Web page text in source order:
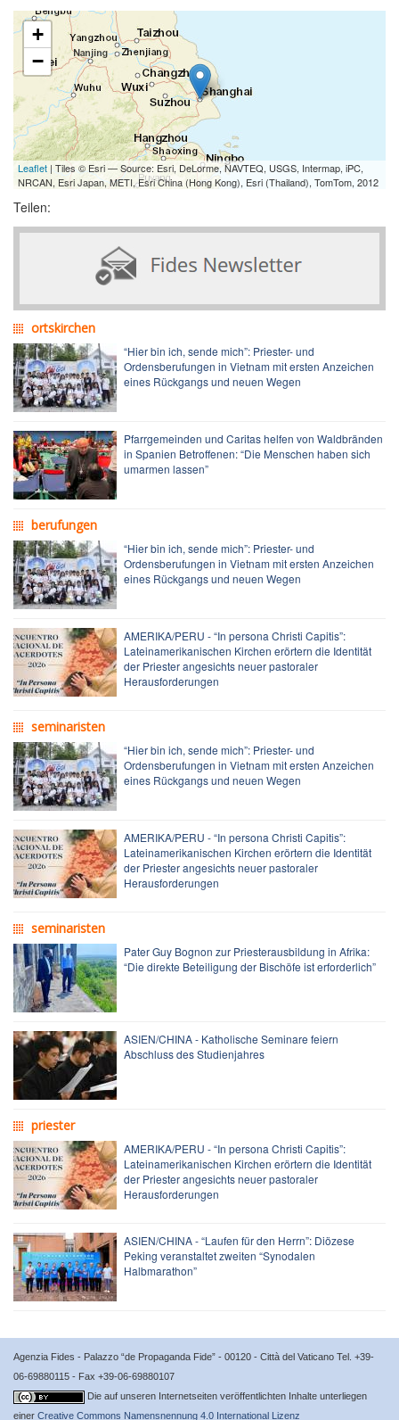
+
−
Leaflet | Tiles © Esri — Source: Esri, DeLorme, NAVTEQ, USGS, Intermap, iPC,
NRCAN, Esri Japan, METI, Esri China (Hong Kong), Esri (Thailand), TomTom, 2012
Teilen:
ortskirchen
“Hier bin ich, sende mich”: Priester- und
Ordensberufungen in Vietnam mit ersten Anzeichen
eines Rückgangs und neuen Wegen
Pfarrgemeinden und Caritas helfen von Waldbränden
in Spanien Betroffenen: “Die Menschen haben sich
umarmen lassen”
berufungen
“Hier bin ich, sende mich”: Priester- und
Ordensberufungen in Vietnam mit ersten Anzeichen
eines Rückgangs und neuen Wegen
AMERIKA/PERU - “In persona Christi Capitis”:
Lateinamerikanischen Kirchen erörtern die Identität
der Priester angesichts neuer pastoraler
Herausforderungen
seminaristen
“Hier bin ich, sende mich”: Priester- und
Ordensberufungen in Vietnam mit ersten Anzeichen
eines Rückgangs und neuen Wegen
AMERIKA/PERU - “In persona Christi Capitis”:
Lateinamerikanischen Kirchen erörtern die Identität
der Priester angesichts neuer pastoraler
Herausforderungen
seminaristen
Pater Guy Bognon zur Priesterausbildung in Afrika:
“Die direkte Beteiligung der Bischöfe ist erforderlich”
ASIEN/CHINA - Katholische Seminare feiern
Abschluss des Studienjahres
priester
AMERIKA/PERU - “In persona Christi Capitis”:
Lateinamerikanischen Kirchen erörtern die Identität
der Priester angesichts neuer pastoraler
Herausforderungen
ASIEN/CHINA - “Laufen für den Herrn”: Diözese
Peking veranstaltet zweiten “Synodalen
Halbmarathon”
Agenzia Fides - Palazzo “de Propaganda Fide” - 00120 - Città del Vaticano Tel. +39-
06-69880115 - Fax +39-06-69880107
Die auf unseren Internetseiten veröffentlichten Inhalte unterliegen
einer Creative Commons Namensnennung 4.0 International Lizenz